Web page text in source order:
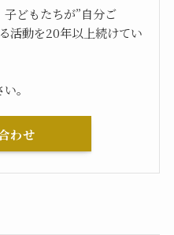
どもたちが”自分ご
活動を20年以上続けてい
。
わせ